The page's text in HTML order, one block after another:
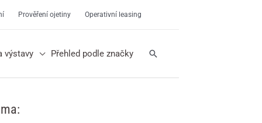
Prověření ojetiny Operativní leasing
výstavy Přehled podle značky Hledat